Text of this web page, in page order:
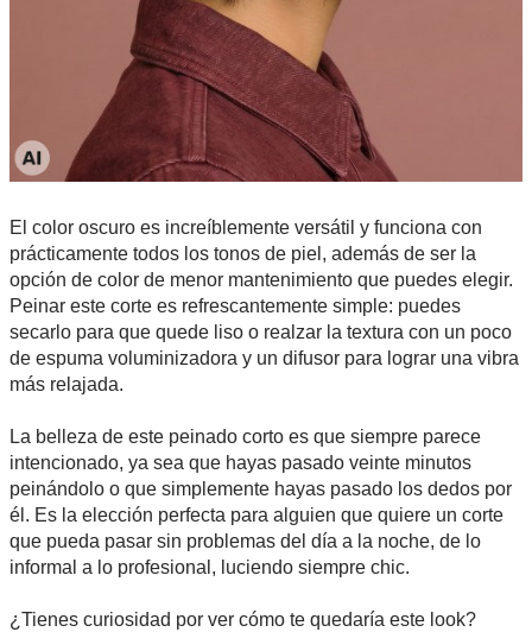
El color oscuro es increíblemente versátil y funciona con
prácticamente todos los tonos de piel, además de ser la
opción de color de menor mantenimiento que puedes elegir.
Peinar este corte es refrescantemente simple: puedes
secarlo para que quede liso o realzar la textura con un poco
de espuma voluminizadora y un difusor para lograr una vibra
más relajada.
La belleza de este peinado corto es que siempre parece
intencionado, ya sea que hayas pasado veinte minutos
peinándolo o que simplemente hayas pasado los dedos por
él. Es la elección perfecta para alguien que quiere un corte
que pueda pasar sin problemas del día a la noche, de lo
informal a lo profesional, luciendo siempre chic.
¿Tienes curiosidad por ver cómo te quedaría este look?